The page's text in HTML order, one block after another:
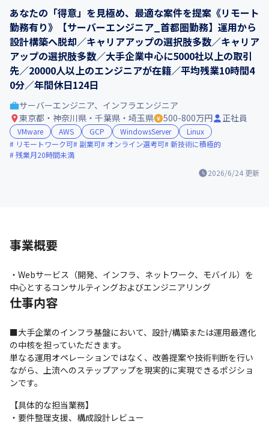
あなたの「得意」を見極め、最適な案件を提案《リモート
勤務有り》【サーバーエンジニア_首都圏勤務】運用から
設計構築へ脱却／キャリアアップの選択肢多数／キャリア
アップの選択肢多数／大手企業中心に5000社以上の取引
先／20000人以上のエンジニアが在籍／平均残業10時間4
0分／年間休日124日
2026/6/24 更新
サーバーエンジニア、インフラエンジニア
東京都・神奈川県・千葉県・埼玉県
500-800万円 正社員
VMware AWS GCP WindowsServer
Linux
リモートワーク可
副業可 オンライン選考可 新技術に積極的
残業月20時間未満
事業概要
・Webサービス（開発、インフラ、ネットワーク、モバイル）を
中心とするコンサルティングおよびエンジニアリング
仕事内容
■大手企業のインフラ基盤において、設計/構築または運用最適化
の中核を担っていただきます。
単なる運用オペレーションではなく、改善提案や技術判断を行い
ながら、上流へのステップアップを現実的に実現できるポジショ
ンです。
【具体的な担当業務】
・要件整理支援、構成設計レビュー